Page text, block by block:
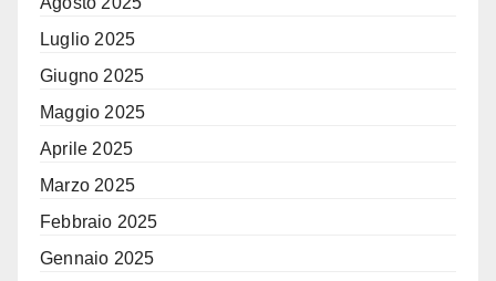
Luglio 2025
Giugno 2025
Maggio 2025
Aprile 2025
Marzo 2025
Febbraio 2025
Gennaio 2025